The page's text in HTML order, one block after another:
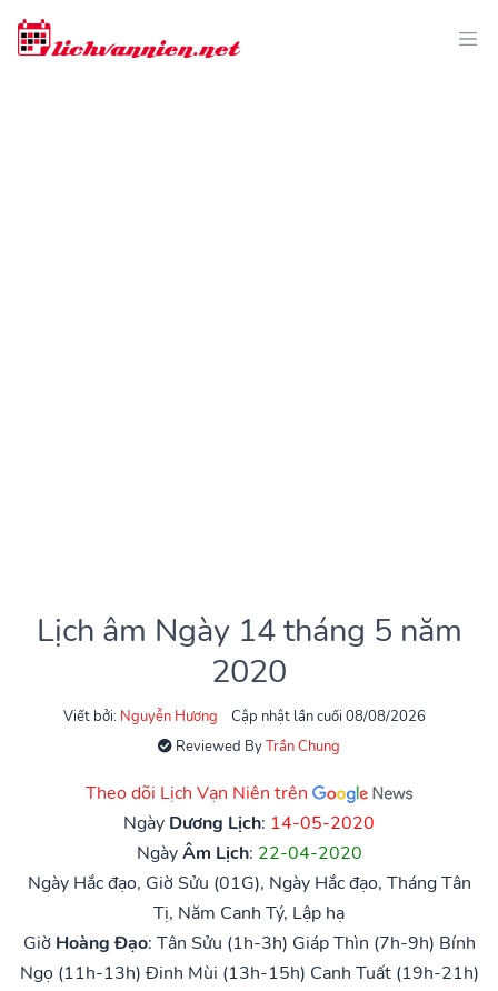
Lịch âm Ngày 14 tháng 5 năm
2020
Viết bởi: Nguyễn Hương
Cập nhật lần cuối 08/08/2026
Reviewed ByTrần Chung
Theo dõi Lịch Vạn Niên trên
Ngày Dương Lịch: 14-05-2020
NgàyÂm Lịch: 22-04-2020
Ngày Hắc đạo, Giờ Sửu (01G), Ngày Hắc đạo, Tháng Tân
Tị, Năm Canh Tý, Lập hạ
Giờ Hoàng Đạo: Tân Sửu (1h-3h) Giáp Thìn (7h-9h) Bính
Ngọ (11h-13h) Đinh Mùi (13h-15h) Canh Tuất (19h-21h)